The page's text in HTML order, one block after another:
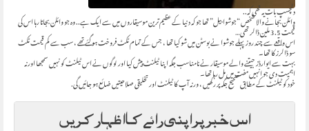
دلچسپ بات یہ تھی کہ..
وائلن بجانے والا شخص “جوشوا بیل” تھا جو کہ دنیا کے عظیم ترین موسیقاروں میں سے ایک ہے.. وہ جو وائلن بجاتا رہا ‏اس کی
قیمت 3.5 ملین ڈالر تھی…
اس واقعے سے چند روز پہلے جوشوا نے بوسٹن میں شو کیا تھا ، جس کے تمام ٹکٹ فروخت ہو گئے تھے ، سب سے کم قیمت ٹکٹ
سو ڈالرز کا تھا۔
بہت سے ایوارڈز جیتنے والے موسیقار نے نامناسب جگہ اپنا ٹیلنٹ پیش کیا اور لوگوں نے اس ٹیلنٹ کو نہیں ‏سمجھا اور نہ
اہمیت دی جو انہیں مفت میں مل رہا تھا۔
خود کو ٹیلنٹ کے مطابق صحیح جگہ پر رکھیں ، ورنہ آپ کا ٹیلنٹ اور تخلیقی صلاحیتیں ضائع ہو جائیں گی.
اس خبر پر اپنی رائے کا اظہار کریں